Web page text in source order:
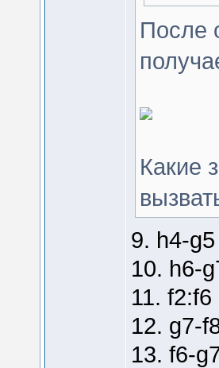
После
Какие
9. h4-
10. h6-
11. f2:f6
12. g7-
13. f6-